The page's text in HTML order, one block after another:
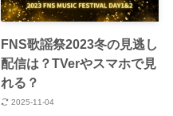
FNS歌謡祭2023冬の見逃し
配信は？TVerやスマホで見
れる？
2025-11-04